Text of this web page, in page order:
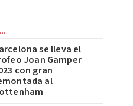
se lleva el
Joan Gamper
con gran
al